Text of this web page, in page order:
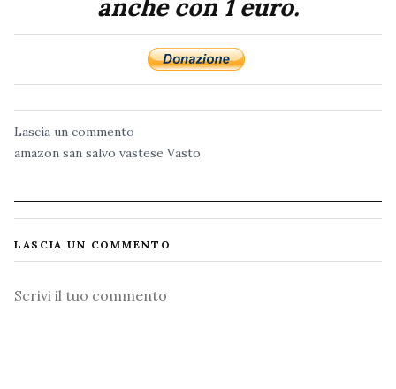
anche con 1 euro.
Lascia un commento
amazon san salvo vastese Vasto
LASCIA UN COMMENTO
Commento